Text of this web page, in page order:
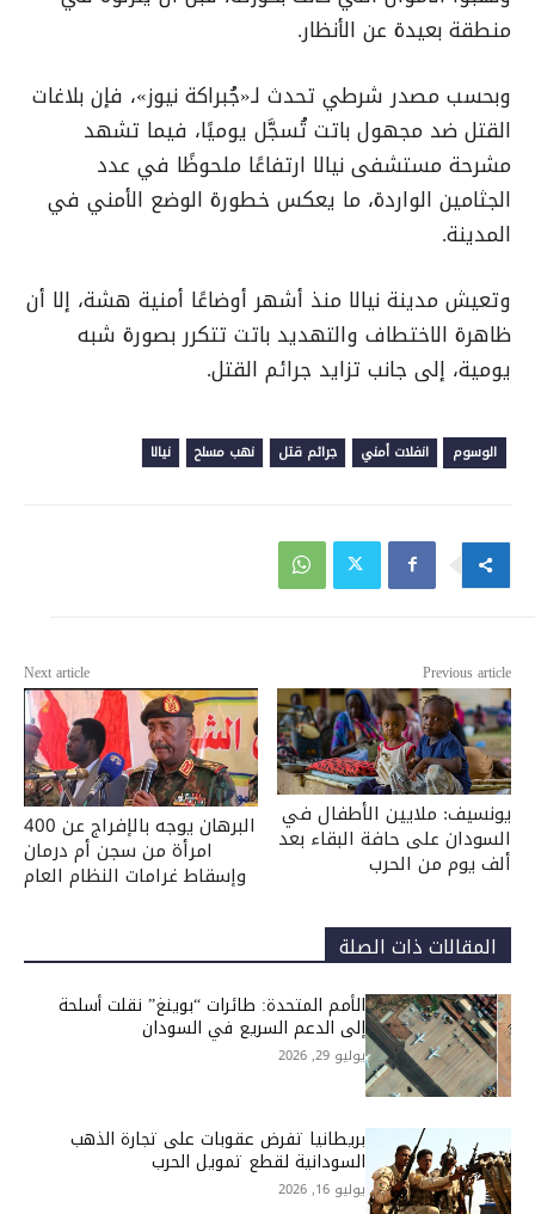
منطقة بعيدة عن الأنظار.
وبحسب مصدر شرطي تحدث لـ«جُبراكة نيوز»، فإن بلاغات
القتل ضد مجهول باتت تُسجَّل يوميًا، فيما تشهد
مشرحة مستشفى نيالا ارتفاعًا ملحوظًا في عدد
الجثامين الواردة، ما يعكس خطورة الوضع الأمني في
المدينة.
وتعيش مدينة نيالا منذ أشهر أوضاعًا أمنية هشة، إلا أن
ظاهرة الاختطاف والتهديد باتت تتكرر بصورة شبه
يومية، إلى جانب تزايد جرائم القتل.
الوسوم انفلات أمني جرائم قتل نهب مسلح نيالا
Previous article
يونسيف: ملايين الأطفال في
السودان على حافة البقاء بعد
ألف يوم من الحرب
Next article
البرهان يوجه بالإفراج عن 400
امرأة من سجن أم درمان
وإسقاط غرامات النظام العام
المقالات ذات الصلة
الأمم المتحدة: طائرات “بوينغ” نقلت أسلحة
إلى الدعم السريع في السودان
يوليو 29, 2026
بريطانيا تفرض عقوبات على تجارة الذهب
السودانية لقطع تمويل الحرب
يوليو 16, 2026